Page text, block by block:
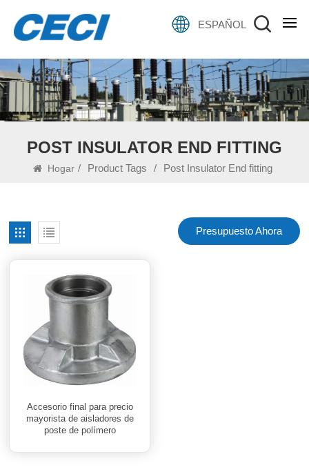
ESPAÑOL
POST INSULATOR END FITTING
Hogar / Product Tags / Post Insulator End fitting
Presupuesto Ahora
Accesorio final para precio
mayorista de aisladores de
poste de polímero